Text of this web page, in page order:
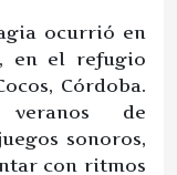
ocurrió en
en el refugio
Córdoba.
de
sonoros,
con ritmos